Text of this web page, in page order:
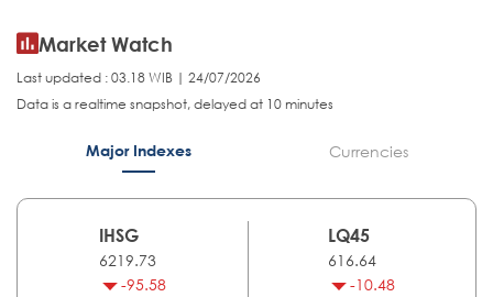
Market Watch
Last updated : 03.18 WIB | 24/07/2026
Data is a realtime snapshot, delayed at 10 minutes
Major Indexes Currencies
IHSG
6219.73
-95.58
LQ45
616.64
-10.48